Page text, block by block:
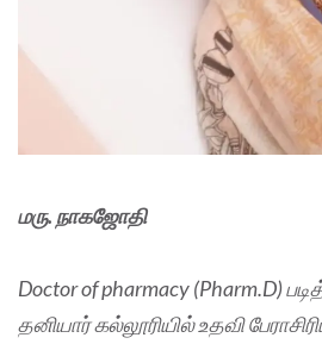
மரு. நாகஜோதி
Doctor of pharmacy (Pharm.D)
தனியார் கல்லூரியில் உதவி